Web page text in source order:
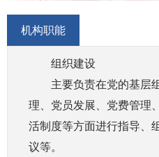
机构职能
组织建设
主要负责在党的基层
理、党员发展、党费管理
活制度等方面进行指导、
议等。